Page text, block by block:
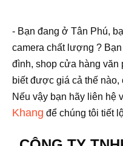
- Bạn đang ở Tân Phú,
camera chất lượng ?
đình, shop cửa hàng
biết được giá cả thế nào,
Nếu vậy bạn hãy liên hệ
Khang để chúng tôi tiết